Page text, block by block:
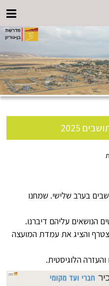
2025
בערב שלישי. שמחנו
הנושאים עליהם דיברנו.
והציג את עמדת המועצה
הלוגיסטית.